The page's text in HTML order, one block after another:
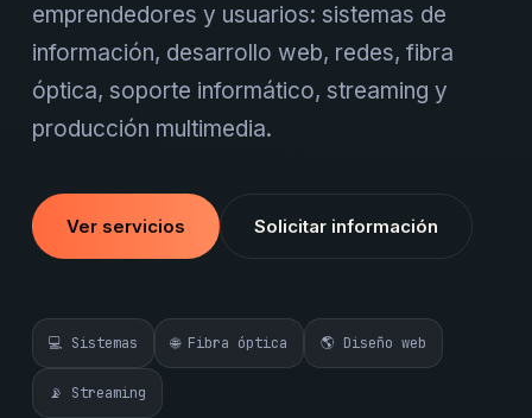
emprendedores y usuarios: sistemas de
información, desarrollo web, redes, fibra
óptica, soporte informático, streaming y
producción multimedia.
Ver servicios Solicitar información
💻 Sistemas 🌐 Fibra óptica 🌎 Diseño web
📡 Streaming